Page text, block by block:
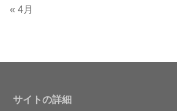
« 4月
サイトの詳細